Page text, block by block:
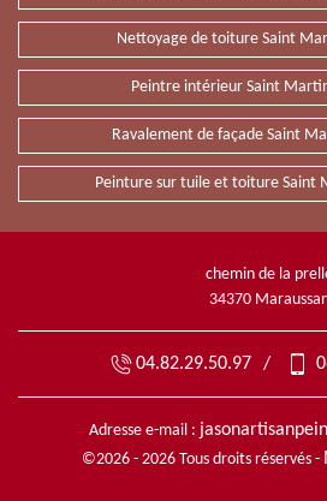
Nettoyage de toiture Saint
Peintre intérieur Saint
Ravalement de façade Saint
Peinture sur tuile et toiture Saint
chemin de la
34370
04.82.29.50.97 /
Adresse e-mail :
©2026 - 2026 Tous droits réservés -